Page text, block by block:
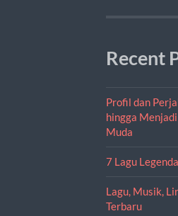
Recent
Profil dan
hingga
Muda
7 Lagu
Lagu, Musik,
Terbaru